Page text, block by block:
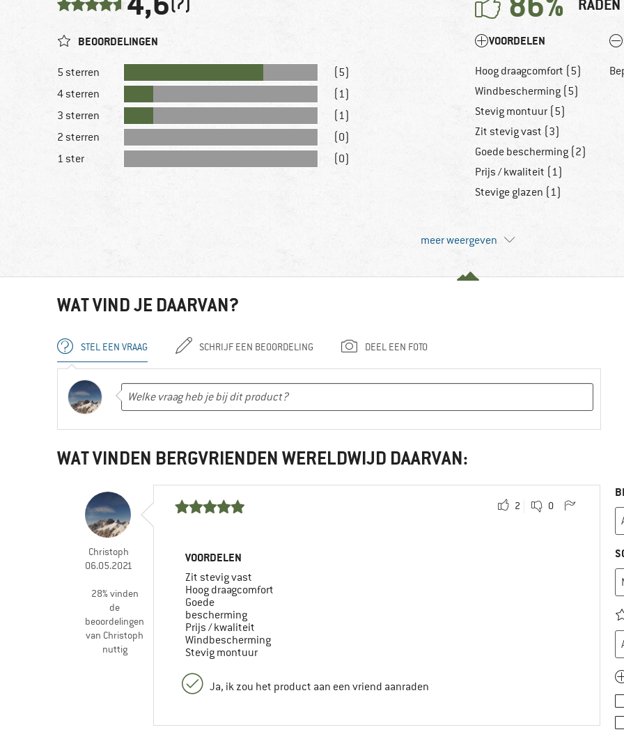
(7)
BEOORDELINGEN
5 sterren
(5)
4 sterren
(1)
3 sterren
(1)
2 sterren
(0)
1 ster
(0)
VOORDELEN
Hoog draagcomfort (5)
Windbescherming (5)
Stevig montuur (5)
Zit stevig vast (3)
Goede bescherming (2)
Prijs / kwaliteit (1)
Stevige glazen (1)
meer weergeven
WAT VIND JE DAARVAN?
STEL EEN VRAAG SCHRIJF EEN BEOORDELING DEEL EEN FOTO
WAT VINDEN BERGVRIENDEN WERELDWIJD DAARVAN:
Christoph
06.05.2021
28% vinden
de
beoordelingen
van Christoph
nuttig
2 0
VOORDELEN
Zit stevig vast
Hoog draagcomfort
Goede
bescherming
Prijs / kwaliteit
Windbescherming
Stevig montuur
Ja, ik zou het product aan een vriend aanraden